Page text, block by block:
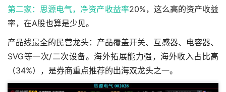
第二家：思源电气， 净资产收益率20%，这么高的资产收益
率，在A股也算是少见。
产品线最全的民营龙头：产品覆盖开关、互感器、电容器、
SVG等一次/二次设备。海外拓展能力强，海外收入占比高
（34%），是券商重点推荐的出海双龙头之一。